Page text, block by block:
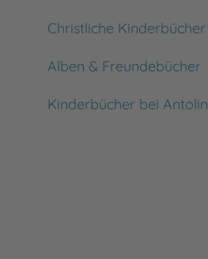
Christliche Kinderbücher
Alben & Freundebücher
Kinderbücher bei Antolin